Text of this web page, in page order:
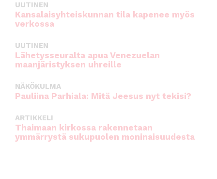
UUTINEN
Kansalaisyhteiskunnan tila kapenee myös
verkossa
UUTINEN
Lähetysseuralta apua Venezuelan
maanjäristyksen uhreille
NÄKÖKULMA
Pauliina Parhiala: Mitä Jeesus nyt tekisi?
ARTIKKELI
Thaimaan kirkossa rakennetaan
ymmärrystä sukupuolen moninaisuudesta